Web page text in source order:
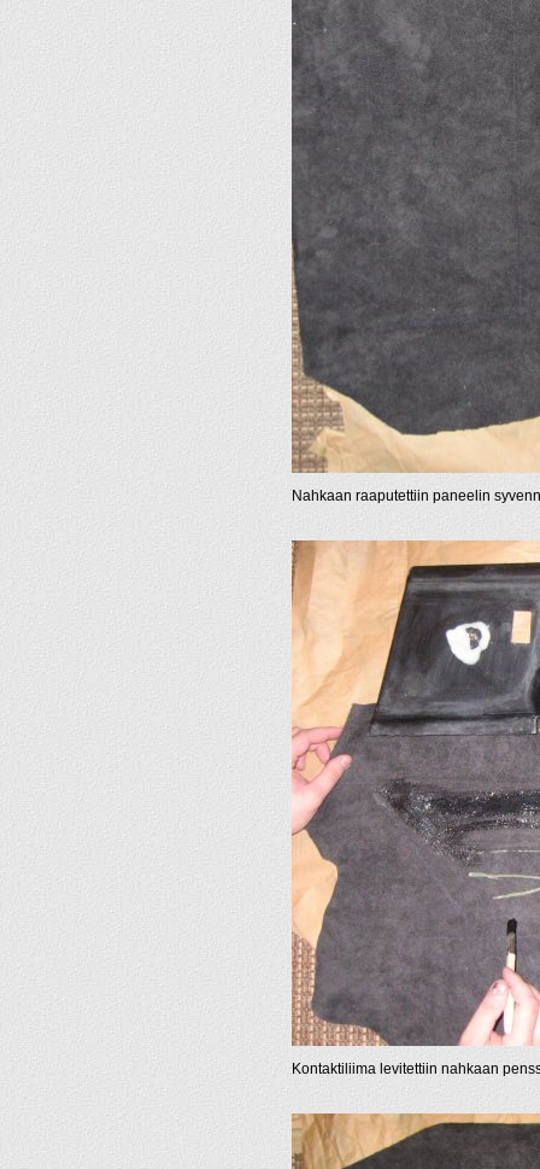
Nahkaan raaputettiin paneelin
Kontaktiliima levitettiin nahkaan